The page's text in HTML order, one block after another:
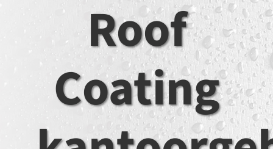
Roof
Coating